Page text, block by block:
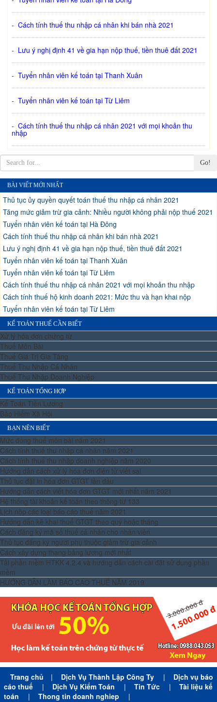
- Cách tính thuế thu nhập cá nhân khi bán nhà 2021
- Lưu ý nghị định 41 về gia hạn nộp thuế, tiền thuê đất 2021
- Tuyển nhân viên kế toán tại Thanh Xuân
- Tuyển nhân viên kế toán tại Từ Liêm
- Cách tính thuế thu nhập cá nhân 2021 với mọi khoản thu
nhập
Go!
BÀI VIẾT MỚI NHẤT
Thủ tục ủy quyền quyết toán thuế thu nhập cá nhân 2021
Tăng mức giảm trừ gia cảnh: Nhiều người không phải nộp thuế 2021
Tuyển nhân viên kế toán tại Hà Đông
Cách tính thuế thu nhập cá nhân khi bán nhà 2021
Lưu ý nghị định 41 về gia hạn nộp thuế, tiền thuê đất 2021
Tuyển nhân viên kế toán tại Thanh Xuân
Tuyển nhân viên kế toán tại Từ Liêm
Cách tính thuế thu nhập cá nhân 2021 với mọi khoản thu nhập
Cách tính thuế hộ kinh doanh 2021: Mức thu và hạn khai nộp
Tuyển nhân viên kế toán tại Từ Liêm
KẾ TOÁN THUẾ CẦN BIẾT
Xử lý hóa đơn chứng từ
Thuế Môn Bài
Thuế Giá Trị Gia Tăng
Thuế Thu Nhập Cá Nhân
Thuế Thu Nhập Doanh Nghiệp
KẾ TOÁN TỔNG HỢP
Kế Toán Tiền Lương
Bảo Hiểm Xã Hội
BẠN NÊN BIẾT
Mức đóng thuế môn bài năm 2021
Cách tính thuế thu nhập cá nhân năm 2021
Cách tính thuế thu nhập doanh nghiệp năm 2020
Hướng dẫn cách xử lý hóa đơn điện tử viết sai
Thủ tục đặt in hóa đơn GTGT lần đầu
Hướng dẫn cách viết hóa đơn GTGT mới nhất năm 2021
Hệ thống tài khoản kế toán theo thông tư 133
Lịch nộp các loại báo cáo thuế năm 2021
Hướng dẫn kê khai thuế GTGT theo quý hoặc tháng
Cách đăng ký mã số thuế cá nhân cho nhân viên
Thủ tục đăng ký người phụ thuộc giảm trừ gia cảnh
Cách xây dựng thang bảng lương mới nhất
Tải phần mềm HTKK 4.2.4 và hướng dẫn cách cài đặt sử dụng phần
mềm
HƯỚNG DẪN LÀM BÁO CÁO THUẾ NĂM 2019
Trang chủ | Dịch Vụ Thành Lập Công Ty |
Dịch vụ báo
cáo thuế
| Dịch Vụ Kiểm Toán | Tin Tức |
Tài liệu kế
toán
| Thong tin doanh nghiep |